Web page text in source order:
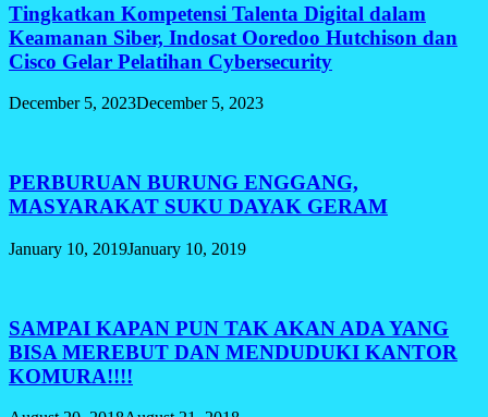
Tingkatkan Kompetensi Talenta Digital dalam
Keamanan Siber, Indosat Ooredoo Hutchison dan
Cisco Gelar Pelatihan Cybersecurity
December 5, 2023December 5, 2023
PERBURUAN BURUNG ENGGANG,
MASYARAKAT SUKU DAYAK GERAM
January 10, 2019January 10, 2019
SAMPAI KAPAN PUN TAK AKAN ADA YANG
BISA MEREBUT DAN MENDUDUKI KANTOR
KOMURA!!!!